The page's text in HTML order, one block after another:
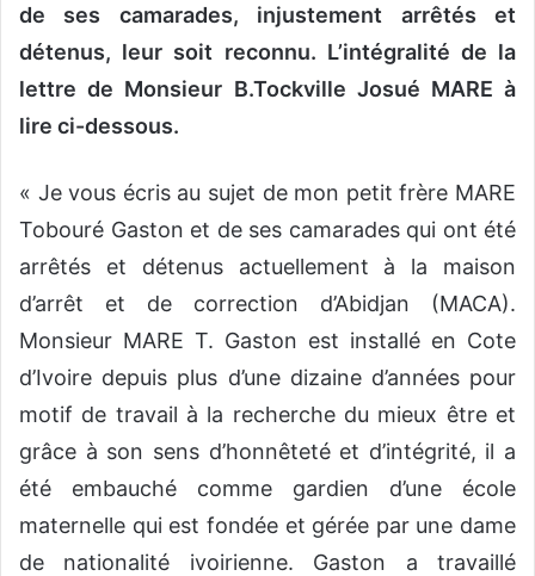
de ses camarades, injustement arrêtés et
détenus, leur soit reconnu. L’intégralité de la
lettre de Monsieur B.Tockville Josué MARE à
lire ci-dessous.
« Je vous écris au sujet de mon petit frère MARE
Tobouré Gaston et de ses camarades qui ont été
arrêtés et détenus actuellement à la maison
d’arrêt et de correction d’Abidjan (MACA).
Monsieur MARE T. Gaston est installé en Cote
d’Ivoire depuis plus d’une dizaine d’années pour
motif de travail à la recherche du mieux être et
grâce à son sens d’honnêteté et d’intégrité, il a
été embauché comme gardien d’une école
maternelle qui est fondée et gérée par une dame
de nationalité ivoirienne. Gaston a travaillé